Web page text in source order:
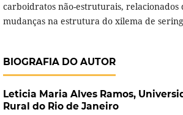
carboidratos não-estruturais, relacionados
mudanças na estrutura do xilema de
BIOGRAFIA DO AUTOR
Leticia Maria Alves Ramos,
Rural do Rio de Janeiro